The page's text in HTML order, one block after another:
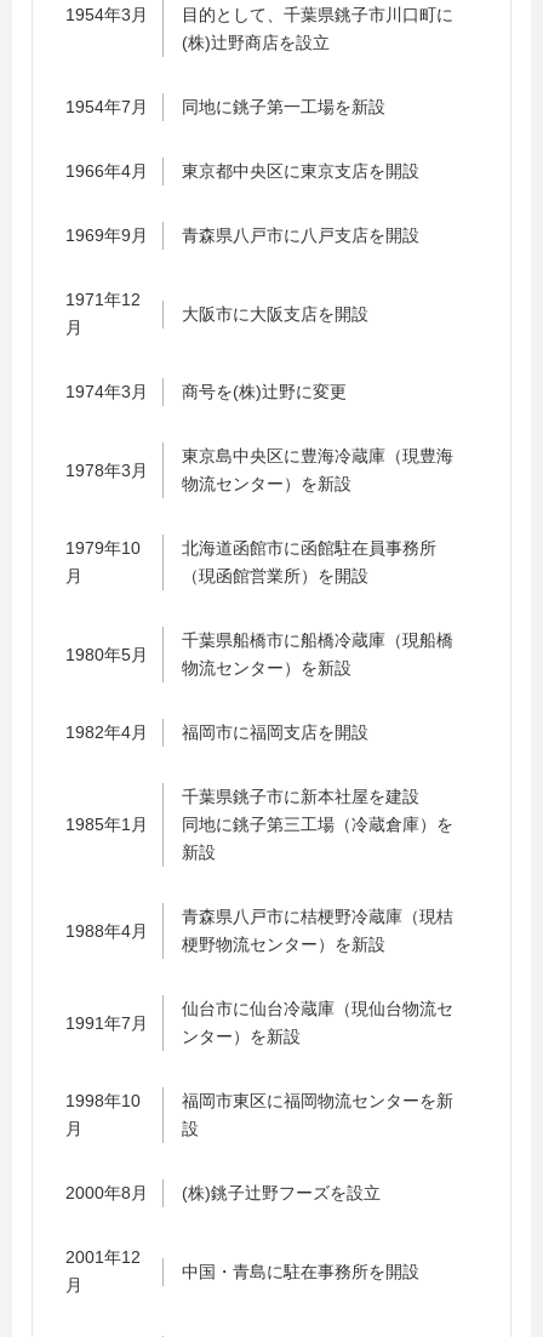
1954年3月
目的として、千葉県銚子市川口町に
(株)辻野商店を設立
1954年7月 同地に銚子第一工場を新設
1966年4月 東京都中央区に東京支店を開設
1969年9月 青森県八戸市に八戸支店を開設
1971年12
月
大阪市に大阪支店を開設
1974年3月 商号を(株)辻野に変更
1978年3月
東京島中央区に豊海冷蔵庫（現豊海
物流センター）を新設
1979年10
月
北海道函館市に函館駐在員事務所
（現函館営業所）を開設
1980年5月
千葉県船橋市に船橋冷蔵庫（現船橋
物流センター）を新設
1982年4月 福岡市に福岡支店を開設
1985年1月
千葉県銚子市に新本社屋を建設
同地に銚子第三工場（冷蔵倉庫）を
新設
1988年4月
青森県八戸市に桔梗野冷蔵庫（現桔
梗野物流センター）を新設
1991年7月
仙台市に仙台冷蔵庫（現仙台物流セ
ンター）を新設
1998年10
月
福岡市東区に福岡物流センターを新
設
2000年8月 (株)銚子辻野フーズを設立
2001年12
月
中国・青島に駐在事務所を開設